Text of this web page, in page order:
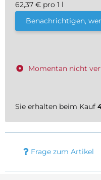
62,37 € pro 1 l
inkl. 19% USt. , zzgl.
Benachrichtigen,
Momentan nicht
Sie erhalten beim Kauf
Frage zum Artikel